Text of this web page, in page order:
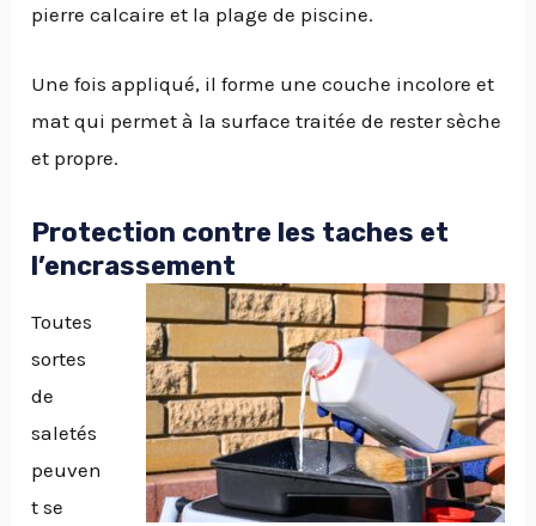
pierre calcaire et la plage de piscine.
Une fois appliqué, il forme une couche incolore et
mat qui permet à la surface traitée de rester sèche
et propre.
Protection contre les taches et
l’encrassement
Toutes
sortes
de
saletés
peuven
t se